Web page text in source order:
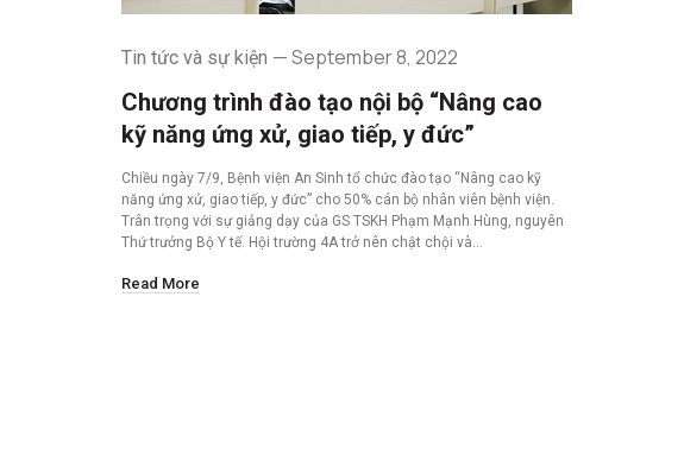
September 8, 2022
Tin tức và sự kiện
Chương trình đào tạo nội bộ “Nâng cao
kỹ năng ứng xử, giao tiếp, y đức”
Chiều ngày 7/9, Bệnh viện An Sinh tổ chức đào tạo “Nâng cao kỹ
năng ứng xử, giao tiếp, y đức” cho 50% cán bộ nhân viên bệnh viện.
Trân trọng với sự giảng dạy của GS TSKH Phạm Mạnh Hùng, nguyên
Thứ trưởng Bộ Y tế. Hội trường 4A trở nên chật chội và…
Read More